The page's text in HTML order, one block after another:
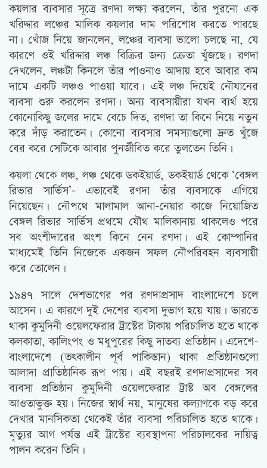
কয়লার ব্যবসার সূত্রে রণদা লক্ষ্য করলেন, তাঁর পুরনো এক
খরিদ্দার লঞ্চের মালিক কয়লার দাম পরিশোধ করতে পারছে
না। খোঁজ নিয়ে জানলেন, লঞ্চের ব্যবসা ভালো চলছে না, যে
কারণে ওই খরিদ্দার লঞ্চ বিক্রির জন্য ক্রেতা খুঁজছে। রণদা
দেখলেন, লঞ্চটা কিনলে তাঁর পাওনাও আদায় হবে আবার কম
দামে একটি লঞ্চও পাওয়া যাবে। এই লঞ্চ দিয়েই নৌযানের
ব্যবসা শুরু করলেন রণদা। অন্য ব্যবসায়ীরা যখন ব্যর্থ হয়ে
কোনোকিছু জলের দামে বেচে দিত, রণদা তা কিনে নিয়ে নতুন
করে দাঁড় করাতেন। কোনো ব্যবসার সমস্যাগুলো দ্রুত খুঁজে
বের করে সেটিকে আবার পুনর্জীবিত করে তুলতেন তিনি।
কয়লা থেকে লঞ্চ, লঞ্চ থেকে ডকইয়ার্ড, ডকইয়ার্ড থেকে ‘বেঙ্গল
রিভার সার্ভিস’- এভাবেই রণদা তাঁর ব্যবসাকে এগিয়ে
নিয়েছেন। নৌপথে মালামাল আনা-নেয়ার কাজে নিয়োজিত
বেঙ্গল রিভার সার্ভিস প্রথমে যৌথ মালিকানায় থাকলেও পরে
সব অংশীদারের অংশ কিনে নেন রণদা। এই কোম্পানির
মাধ্যমেই তিনি নিজেকে একজন সফল নৌপরিবহন ব্যবসায়ী
করে তোলেন।
১৯৪৭ সালে দেশভাগের পর রণদাপ্রসাদ বাংলাদেশে চলে
আসেন। এ কারণে দুই দেশের ব্যবসা দুভাগ হয়ে যায়। ভারতে
থাকা কুমুদিনী ওয়েলফেরার ট্রাস্টের টাকায় পরিচালিত হতে থাকে
কলকাতা, কালিংপং ও মধুপুরের কিছু দাতব্য প্রতিষ্ঠান। এদেশে-
বাংলাদেশে (তত্‍কালীন পূর্ব পাকিস্তান) থাকা প্রতিষ্ঠানগুলো
আলাদা প্রাতিষ্ঠানিক রূপ পায়। এই বছরই রণদাপ্রসাদের সব
ব্যবসা প্রতিষ্ঠান কুমুদিনী ওয়েলফেরার ট্রাস্ট অব বেঙ্গলের
আওতাভুক্ত হয়। নিজের স্বার্থ নয়, মানুষের কল্যাণকে বড় করে
দেখার মানসিকতা থেকেই তাঁর ব্যবসা পরিচালিত হতে থাকে।
মৃত্যুর আগ পর্যন্ত এই ট্রাস্টের ব্যবস্থাপনা পরিচালকের দায়িত্ব
পালন করেন তিনি।